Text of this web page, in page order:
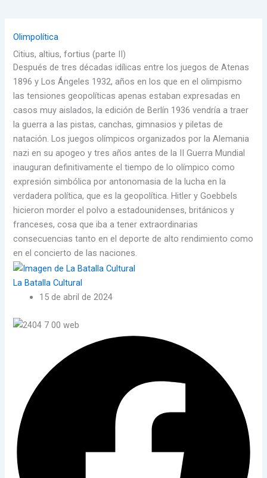
Olimpolítica
Citius, altius, fortius (parte II)
Después de tres décadas idílicas entre los juegos de Atenas
1896 y Los Ángeles 1932, años en los que en el olimpismo
las tensiones geopolíticas apenas estaban expresadas en
casos muy aislados, la edición de Berlín 1936 vendría a traer
la guerra a las pistas, canchas, gimnasios y piletas de
natación. Los juegos olímpicos organizados por la Alemania
nazi en su apogeo y tres años antes de la II Guerra Mundial
inauguran definitivamente el tiempo de lo olímpico como
expresión simbólica por antonomasia de la lucha en la
verdadera política, que es la geopolítica. Hitler y Goebbels
hicieron morder el polvo a estadounidenses, británicos y
franceses, cosa que iba a tener extraordinarias
consecuencias tanto en el deporte de alto rendimiento como
en el concierto de las naciones.
La Batalla Cultural
15 de abril de 2024